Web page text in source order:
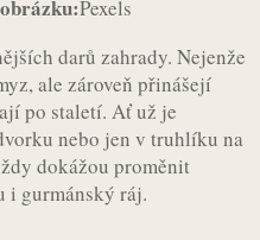
Pexels
darů zahrady. Nejenže
ale zároveň přinášejí
po staletí. Ať už je
nebo jen v truhlíku na
dokážou proměnit
i gurmánský ráj.